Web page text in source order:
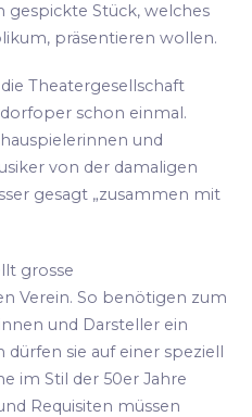
Stück, welches
präsentieren wollen.
Theatergesellschaft
schon einmal.
und
von der damaligen
gesagt „zusammen mit
grosse
Verein. So benötigen zum
und Darsteller ein
dürfen sie auf einer speziell
im Stil der 50er Jahre
Requisiten müssen